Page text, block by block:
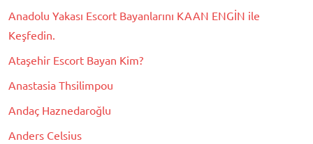
Anadolu Yakası Escort Bayanlarını KAAN ENGİN ile
Keşfedin.
Ataşehir Escort Bayan Kim?
Anastasia Thsilimpou
Andaç Haznedaroğlu
Anders Celsius